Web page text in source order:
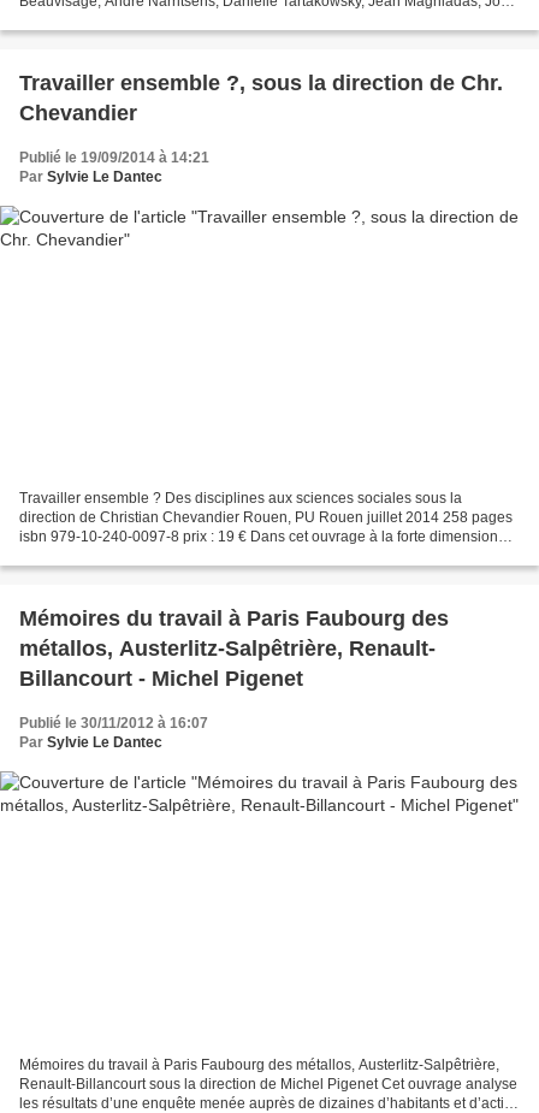
Travailler ensemble ?, sous la direction de Chr.
Chevandier
Publié le 19/09/2014 à 14:21
Par Sylvie Le Dantec
Travailler ensemble ? Des disciplines aux sciences sociales sous la
direction de Christian Chevandier Rouen, PU Rouen juillet 2014 258 pages
isbn 979-10-240-0097-8 prix : 19 € Dans cet ouvrage à la forte dimension
Mémoires du travail à Paris Faubourg des
métallos, Austerlitz-Salpêtrière, Renault-
Billancourt - Michel Pigenet
Publié le 30/11/2012 à 16:07
Par Sylvie Le Dantec
Mémoires du travail à Paris Faubourg des métallos, Austerlitz-Salpêtrière,
Renault-Billancourt sous la direction de Michel Pigenet Cet ouvrage analyse
les résultats d’une enquête menée auprès de dizaines d’habitants et d’actifs